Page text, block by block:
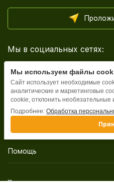
Мы в социальных сетях:
Каталог
Помощь
Мы используем файлы
Сайт использует необходимые
аналитические и маркетинговые
cookie, отклонить необязательные
Подробнее: Обработка